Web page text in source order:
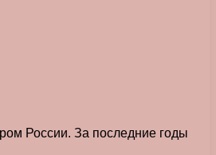
России. За последние годы